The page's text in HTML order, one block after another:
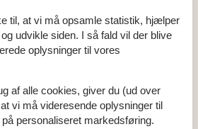
i uge 30
til, at vi må opsamle statistik, hjælper
udvikle siden. I så fald vil der blive
oplysninger til vores
af alle cookies, giver du (ud over
vi må videresende oplysninger til
personaliseret markedsføring.